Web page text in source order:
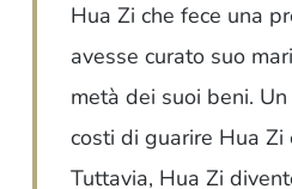
Hua Zi che fece una
avesse curato suo
metà dei suoi beni.
costi di guarire Hua Zi
Tuttavia, Hua Zi